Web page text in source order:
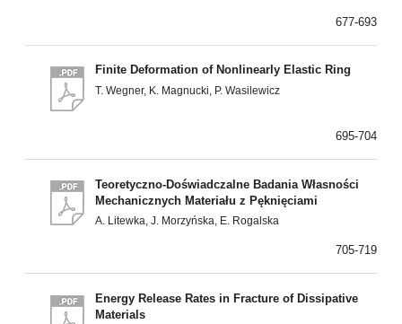
677-693
Finite Deformation of Nonlinearly Elastic Ring
T. Wegner, K. Magnucki, P. Wasilewicz
695-704
Teoretyczno-Doświadczalne Badania Własności
Mechanicznych Materiału z Pęknięciami
A. Litewka, J. Morzyńska, E. Rogalska
705-719
Energy Release Rates in Fracture of Dissipative
Materials